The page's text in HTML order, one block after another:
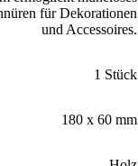
für Dekorationen
und Accessoires.
1 Stück
180 x 60 mm